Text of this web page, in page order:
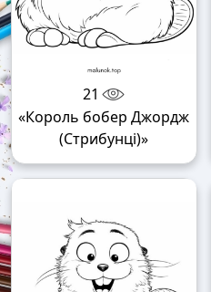
21
«Король бобер Джордж
(Стрибунці)»